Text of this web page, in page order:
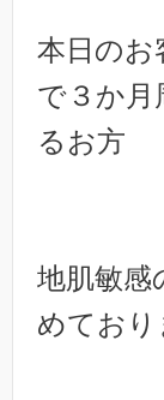
本日のお
で３か月
るお方
地肌敏感
めており